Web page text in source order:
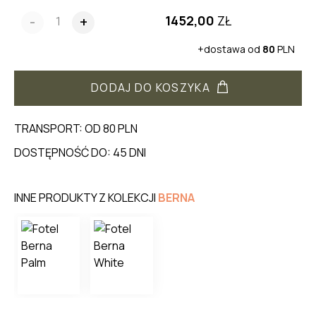
- + 1452,00 ZŁ
+dostawa od 80 PLN
DODAJ DO KOSZYKA
TRANSPORT: OD 80 PLN
DOSTĘPNOŚĆ DO: 45 DNI
INNE PRODUKTY Z KOLEKCJI BERNA